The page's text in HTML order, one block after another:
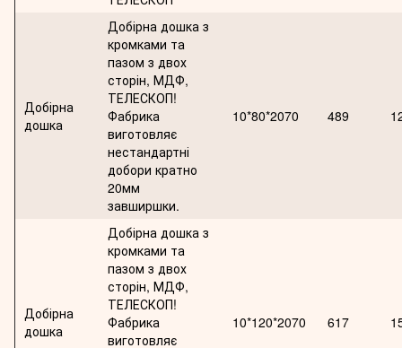
Добірна
дошка
Добірна дошка з
кромками та
пазом з двох
сторін, МДФ,
ТЕЛЕСКОП!
Фабрика
виготовляє
нестандартні
добори кратно
20мм
завширшки.
10*80*2070 489
Добірна
дошка
Добірна дошка з
кромками та
пазом з двох
сторін, МДФ,
ТЕЛЕСКОП!
Фабрика
виготовляє
10*120*2070 617